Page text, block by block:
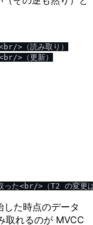
>（読み取り）
>（更新）
した時点のデータ
取れるのが MVCC